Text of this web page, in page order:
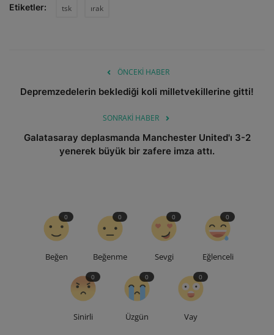
Etiketler: tsk ırak
ÖNCEKI HABER
Depremzedelerin beklediği koli milletvekillerine gitti!
SONRAKI HABER
Galatasaray deplasmanda Manchester United'ı 3-2
yenerek büyük bir zafere imza attı.
Beğen
0
Beğenme
0
Sevgi
0
Eğlenceli
0
Sinirli
0
Üzgün
0
Vay
0